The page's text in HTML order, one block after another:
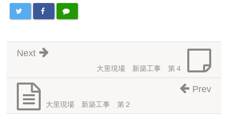
大里現場 新築工事 第４
Next
大里現場 新築工事 第２
Prev